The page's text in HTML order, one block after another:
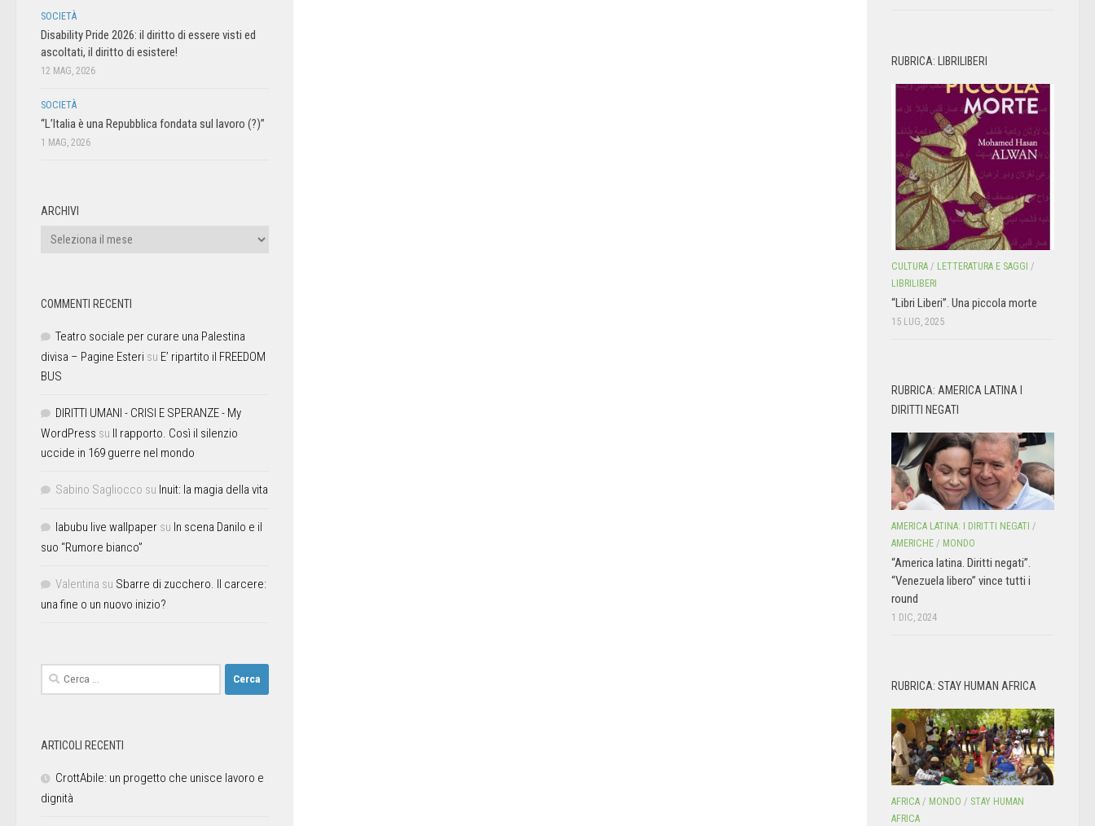
SOCIETÀ
Disability Pride 2026: il diritto di essere visti ed
ascoltati, il diritto di esistere!
12 MAG, 2026
SOCIETÀ
“L’Italia è una Repubblica fondata sul lavoro (?)”
1 MAG, 2026
ARCHIVI
COMMENTI RECENTI
Teatro sociale per curare una Palestina
divisa – Pagine Esteri su E’ ripartito il FREEDOM
BUS
DIRITTI UMANI - CRISI E SPERANZE - My
WordPress su Il rapporto. Così il silenzio
uccide in 169 guerre nel mondo
Sabino Sagliocco su Inuit: la magia della vita
labubu live wallpaper su In scena Danilo e il
suo “Rumore bianco”
Valentina su Sbarre di zucchero. Il carcere:
una fine o un nuovo inizio?
ARTICOLI RECENTI
CrottAbile: un progetto che unisce lavoro e
dignità
RUBRICA: LIBRILIBERI
CULTURA / LETTERATURA E SAGGI /
LIBRILIBERI
“Libri Liberi”. Una piccola morte
15 LUG, 2025
RUBRICA: AMERICA LATINA I
DIRITTI NEGATI
AMERICA LATINA: I DIRITTI NEGATI /
AMERICHE / MONDO
“America latina. Diritti negati”.
“Venezuela libero” vince tutti i
round
1 DIC, 2024
RUBRICA: STAY HUMAN AFRICA
AFRICA / MONDO / STAY HUMAN
AFRICA